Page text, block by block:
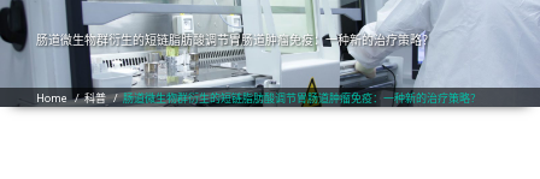
肠道微生物群衍生的短链脂肪酸调节胃肠道肿瘤免疫：一种新的治疗策略？
Home/科普/肠道微生物群衍生的短链脂肪酸调节胃肠道肿瘤免疫：一种新的治疗策略？